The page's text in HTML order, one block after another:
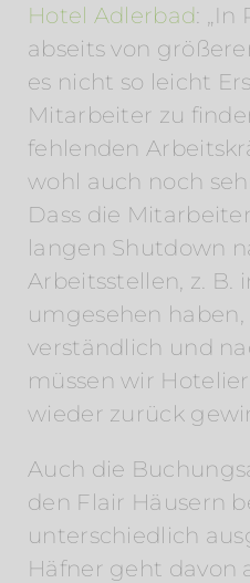
Hotel Adlerbad: „In
abseits von
es nicht so leicht
Mitarbeiter zu
fehlenden
wohl auch noch
Dass die
langen Shutdown
Arbeitsstellen, z. B.
umgesehen haben,
verständlich und
müssen wir
wieder zurück
Auch die
den Flair Häusern
unterschiedlich
Häfner geht davon